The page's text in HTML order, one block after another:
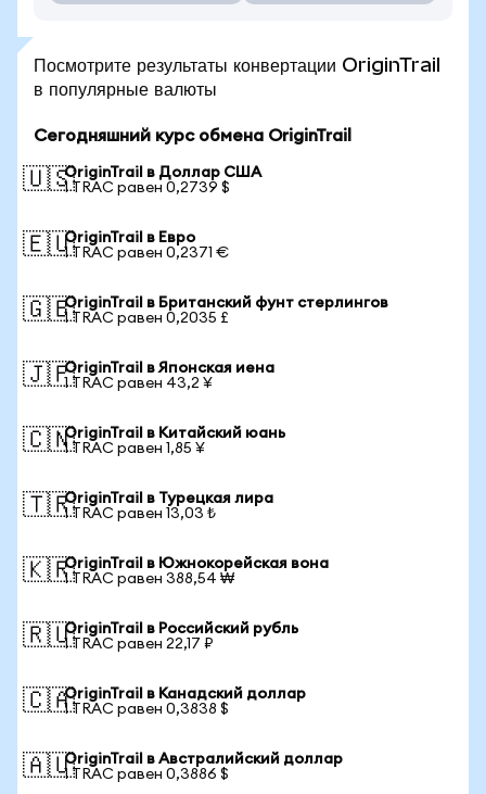
Посмотрите результаты конвертации OriginTrail
в популярные валюты
Сегодняшний курс обмена OriginTrail
🇺🇸OriginTrail в Доллар США
1 TRAC равен 0,2739 $
🇪🇺OriginTrail в Евро
1 TRAC равен 0,2371 €
🇬🇧OriginTrail в Британский фунт стерлингов
1 TRAC равен 0,2035 £
🇯🇵OriginTrail в Японская иена
1 TRAC равен 43,2 ¥
🇨🇳OriginTrail в Китайский юань
1 TRAC равен 1,85 ¥
🇹🇷OriginTrail в Турецкая лира
1 TRAC равен 13,03 ₺
🇰🇷OriginTrail в Южнокорейская вона
1 TRAC равен 388,54 ₩
🇷🇺OriginTrail в Российский рубль
1 TRAC равен 22,17 ₽
🇨🇦OriginTrail в Канадский доллар
1 TRAC равен 0,3838 $
🇦🇺OriginTrail в Австралийский доллар
1 TRAC равен 0,3886 $